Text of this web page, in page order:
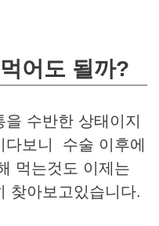
어도 될까?
수반한 상태이지
다보니 수술 이후에
먹는것도 이제는
찾아보고있습니다.